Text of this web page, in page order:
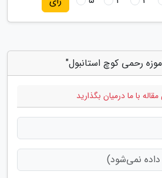
رحمی کوچ استانبول"
با ما درمیان بگذارید